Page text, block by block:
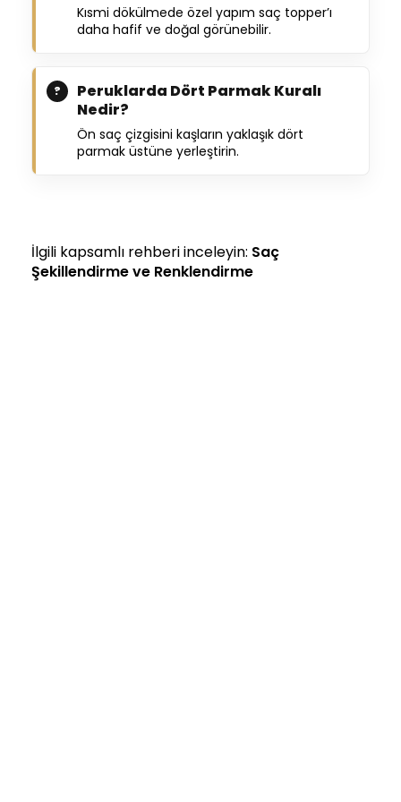
Kısmi dökülmede özel yapım saç topper’ı
daha hafif ve doğal görünebilir.
Peruklarda Dört Parmak Kuralı
Nedir?
Ön saç çizgisini kaşların yaklaşık dört
parmak üstüne yerleştirin.
İlgili kapsamlı rehberi inceleyin: Saç
Şekillendirme ve Renklendirme